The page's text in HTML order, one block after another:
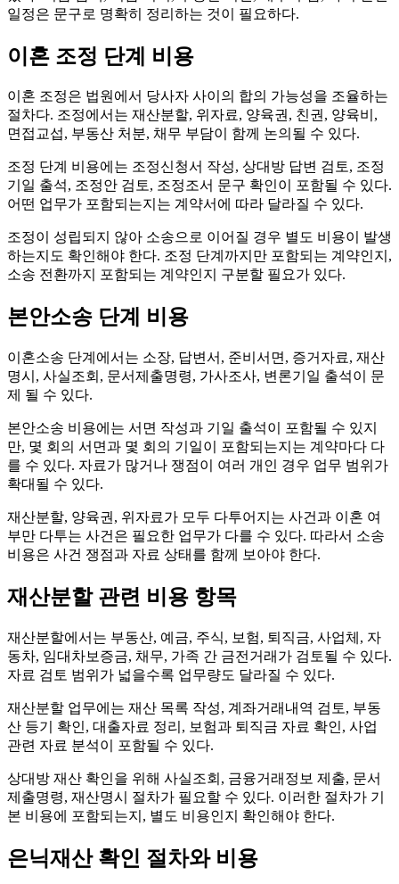
일정은 문구로 명확히 정리하는 것이 필요하다.
이혼 조정 단계 비용
이혼 조정은 법원에서 당사자 사이의 합의 가능성을 조율하는
절차다. 조정에서는 재산분할, 위자료, 양육권, 친권, 양육비,
면접교섭, 부동산 처분, 채무 부담이 함께 논의될 수 있다.
조정 단계 비용에는 조정신청서 작성, 상대방 답변 검토, 조정
기일 출석, 조정안 검토, 조정조서 문구 확인이 포함될 수 있다.
어떤 업무가 포함되는지는 계약서에 따라 달라질 수 있다.
조정이 성립되지 않아 소송으로 이어질 경우 별도 비용이 발생
하는지도 확인해야 한다. 조정 단계까지만 포함되는 계약인지,
소송 전환까지 포함되는 계약인지 구분할 필요가 있다.
본안소송 단계 비용
이혼소송 단계에서는 소장, 답변서, 준비서면, 증거자료, 재산
명시, 사실조회, 문서제출명령, 가사조사, 변론기일 출석이 문
제 될 수 있다.
본안소송 비용에는 서면 작성과 기일 출석이 포함될 수 있지
만, 몇 회의 서면과 몇 회의 기일이 포함되는지는 계약마다 다
를 수 있다. 자료가 많거나 쟁점이 여러 개인 경우 업무 범위가
확대될 수 있다.
재산분할, 양육권, 위자료가 모두 다투어지는 사건과 이혼 여
부만 다투는 사건은 필요한 업무가 다를 수 있다. 따라서 소송
비용은 사건 쟁점과 자료 상태를 함께 보아야 한다.
재산분할 관련 비용 항목
재산분할에서는 부동산, 예금, 주식, 보험, 퇴직금, 사업체, 자
동차, 임대차보증금, 채무, 가족 간 금전거래가 검토될 수 있다.
자료 검토 범위가 넓을수록 업무량도 달라질 수 있다.
재산분할 업무에는 재산 목록 작성, 계좌거래내역 검토, 부동
산 등기 확인, 대출자료 정리, 보험과 퇴직금 자료 확인, 사업
관련 자료 분석이 포함될 수 있다.
상대방 재산 확인을 위해 사실조회, 금융거래정보 제출, 문서
제출명령, 재산명시 절차가 필요할 수 있다. 이러한 절차가 기
본 비용에 포함되는지, 별도 비용인지 확인해야 한다.
은닉재산 확인 절차와 비용